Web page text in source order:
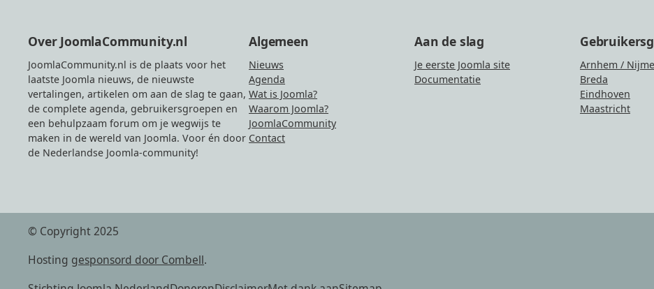
Over JoomlaCommunity.nl
JoomlaCommunity.nl is de plaats voor het
laatste Joomla nieuws, de nieuwste
vertalingen, artikelen om aan de slag te gaan,
de complete agenda, gebruikersgroepen en
een behulpzaam forum om je wegwijs te
maken in de wereld van Joomla. Voor én door
de Nederlandse Joomla-community!
Algemeen
Nieuws
Agenda
Wat is Joomla?
Waarom Joomla?
JoomlaCommunity
Contact
Aan de slag
Je eerste Joomla site
Documentatie
Arnhem /
Breda
Eindhoven
Maastricht
© Copyright 2025
Hosting gesponsord door Combell.